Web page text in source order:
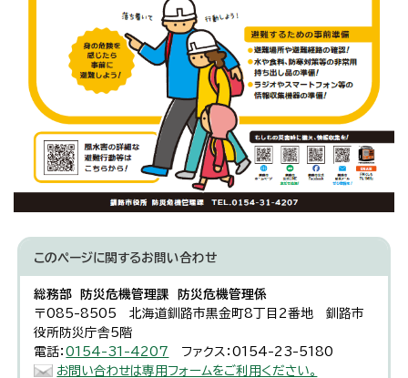
このページに関するお問い合わせ
総務部 防災危機管理課 防災危機管理係
〒085-8505 北海道釧路市黒金町8丁目2番地 釧路市
役所防災庁舎5階
電話：0154-31-4207
ファクス：0154-23-5180
お問い合わせは専用フォームをご利用ください。